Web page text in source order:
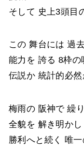
そして 史上3頭目
この 舞台には 過
能力を 誇る 8枠の
伝説か 統計的必然
梅雨の 阪神で 繰
全貌を 解き明かし
勝利へと続く 唯